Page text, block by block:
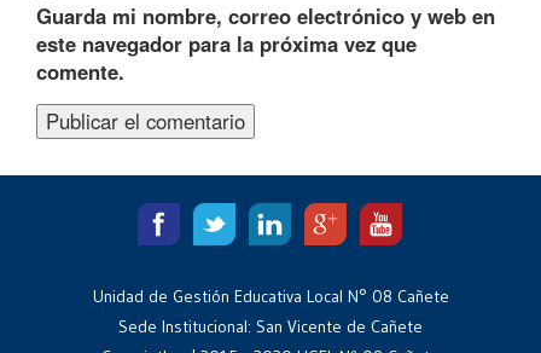
Guarda mi nombre, correo electrónico y web en
este navegador para la próxima vez que
comente.
Unidad de Gestión Educativa Local N° 08 Cañete
Sede Institucional: San Vicente de Cañete